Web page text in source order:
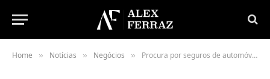
Home » Notícias » Negócios » Procura por seguros de automóveis cresce 4% em junho